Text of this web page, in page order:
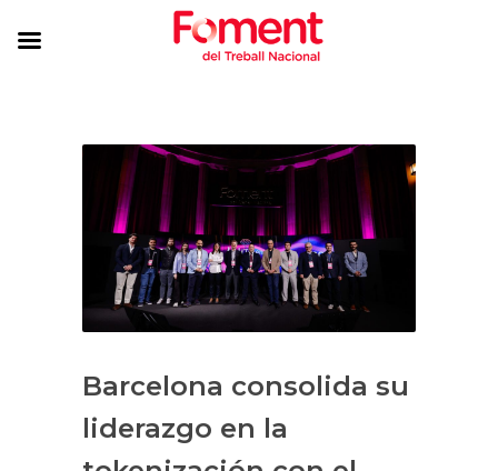
Barcelona consolida su
liderazgo en la